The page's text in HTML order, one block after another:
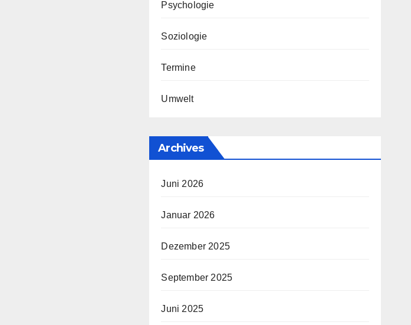
Psychologie
Soziologie
Termine
Umwelt
Archives
Juni 2026
Januar 2026
Dezember 2025
September 2025
Juni 2025